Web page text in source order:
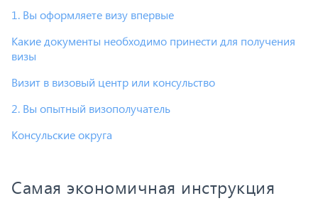
1. Вы оформляете визу впервые
Какие документы необходимо принести для получения
визы
Визит в визовый центр или консульство
2. Вы опытный визополучатель
Консульские округа
Самая экономичная инструкция